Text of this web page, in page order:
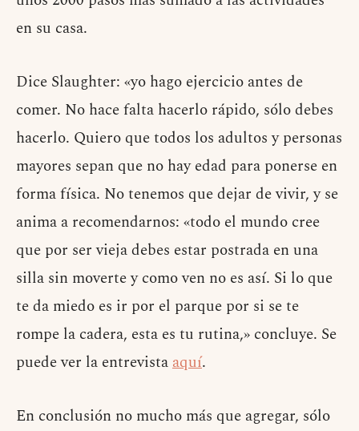
en su casa.
Dice Slaughter: «yo hago ejercicio antes de
comer. No hace falta hacerlo rápido, sólo debes
hacerlo. Quiero que todos los adultos y personas
mayores sepan que no hay edad para ponerse en
forma física. No tenemos que dejar de vivir, y se
anima a recomendarnos: «todo el mundo cree
que por ser vieja debes estar postrada en una
silla sin moverte y como ven no es así. Si lo que
te da miedo es ir por el parque por si se te
rompe la cadera, esta es tu rutina,» concluye. Se
puede ver la entrevistaaquí.
En conclusión no mucho más que agregar, sólo